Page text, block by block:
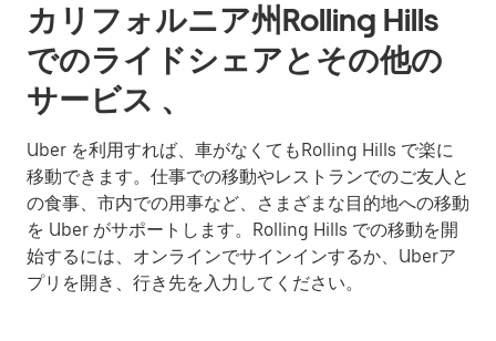
カリフォルニア州Rolling Hills
でのライドシェアとその他の
サービス 、
Uber を利用すれば、車がなくてもRolling Hills で楽に
移動できます。仕事での移動やレストランでのご友人と
の食事、市内での用事など、さまざまな目的地への移動
を Uber がサポートします。Rolling Hills での移動を開
始するには、オンラインでサインインするか、Uberア
プリを開き、行き先を入力してください。